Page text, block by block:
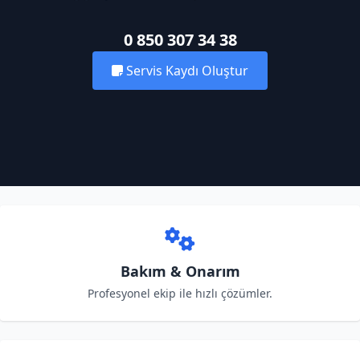
0 850 307 34 38
Servis Kaydı Oluştur
Bakım & Onarım
Profesyonel ekip ile hızlı çözümler.